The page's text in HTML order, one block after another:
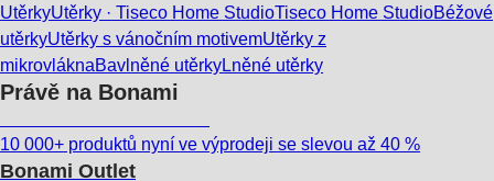
UtěrkyUtěrky · Tiseco Home StudioTiseco Home StudioBéžové
utěrkyUtěrky s vánočním motivemUtěrky z
mikrovláknaBavlněné utěrkyLněné utěrky
Právě na Bonami
10 000+ produktů nyní ve výprodeji se slevou až 40 %
Bonami Outlet